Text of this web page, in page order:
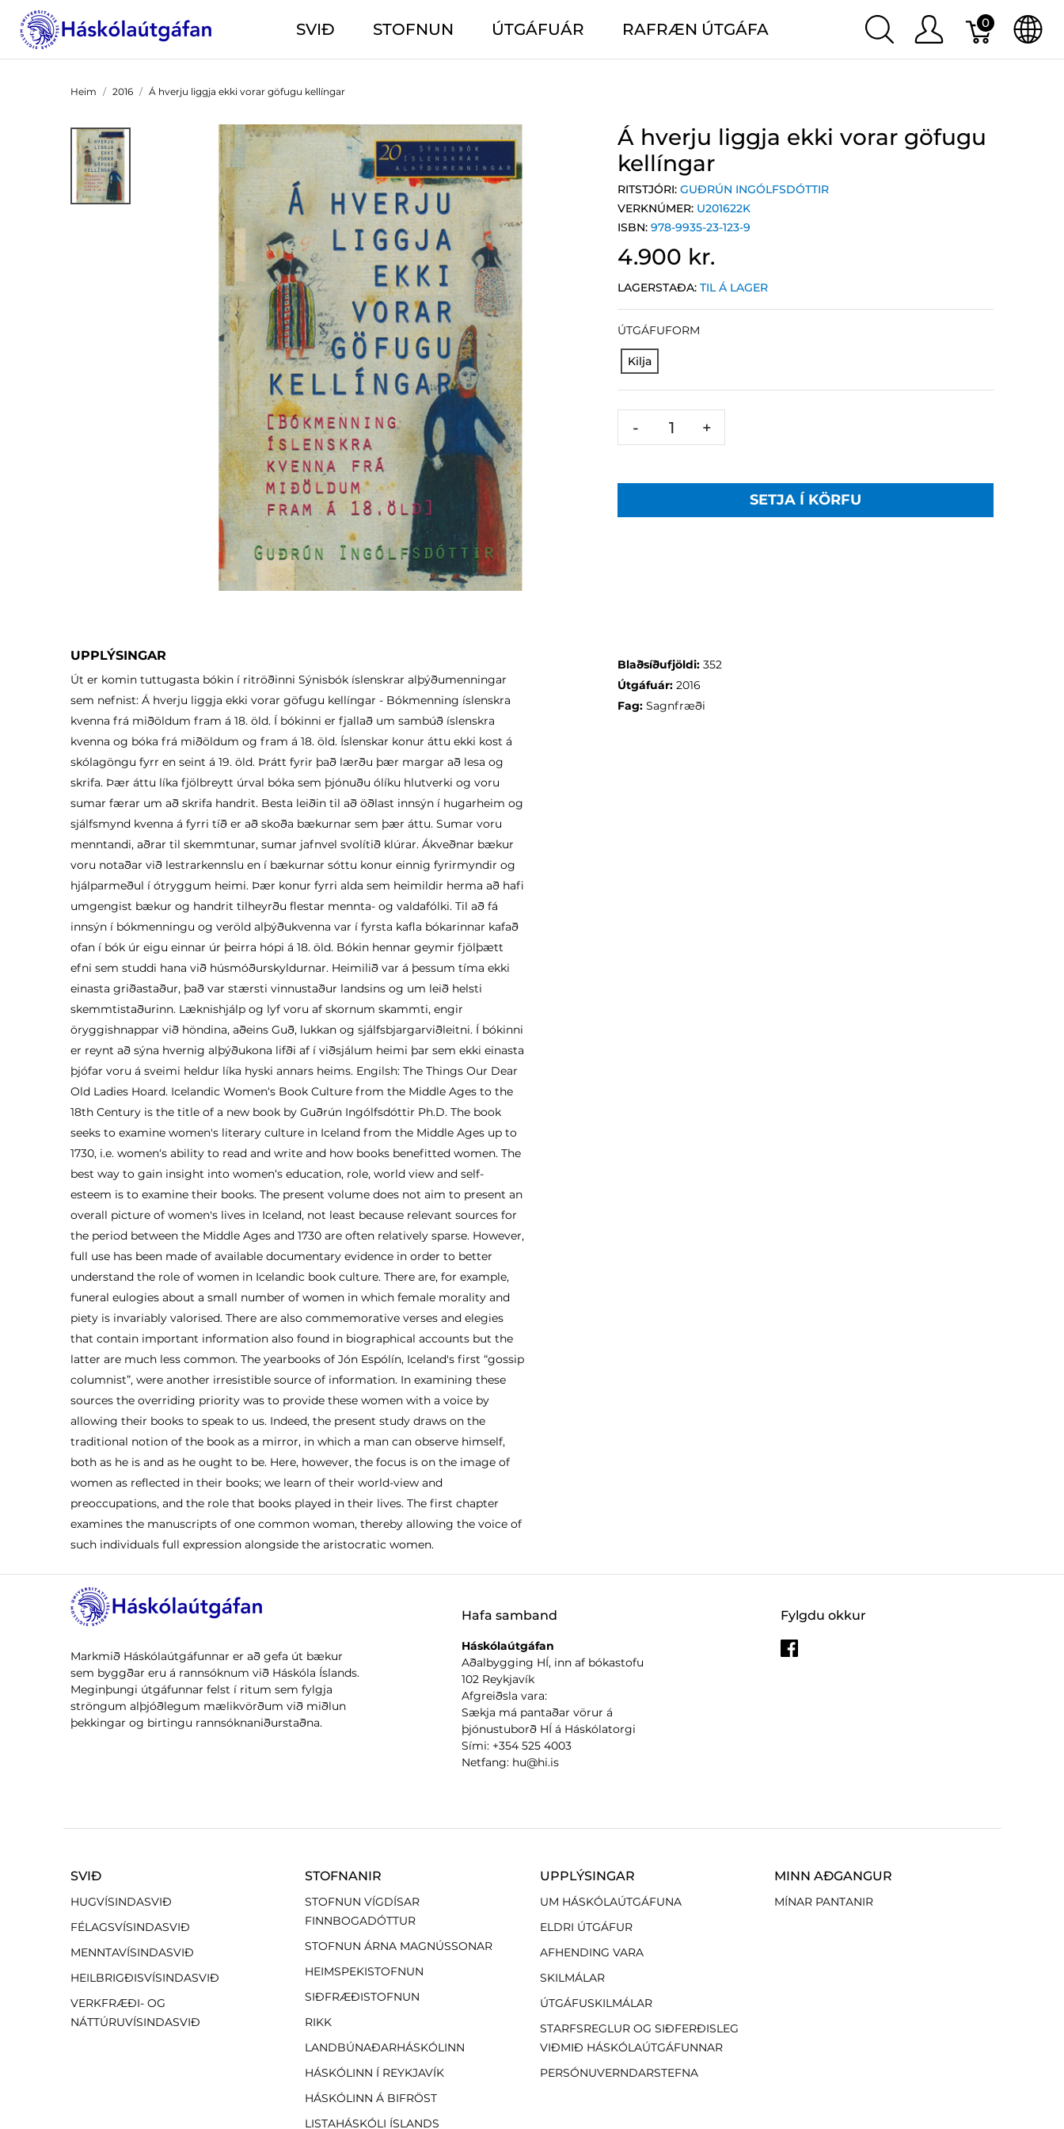
SVIÐ STOFNUN ÚTGÁFUÁR RAFRÆN ÚTGÁFA 0
Heim 2016 Á hverju liggja ekki vorar göfugu kellíngar
Á hverju liggja ekki vorar göfugu
kellíngar
RITSTJÓRI:GUÐRÚN INGÓLFSDÓTTIR
VERKNÚMER: U201622K
ISBN:978-9935-23-123-9
4.900 kr.
LAGERSTAÐA:TIL Á LAGER
ÚTGÁFUFORM
Kilja
- +
SETJA Í KÖRFU
UPPLÝSINGAR
Út er komin tuttugasta bókin í ritröðinni Sýnisbók íslenskrar alþýðumenningar
sem nefnist: Á hverju liggja ekki vorar göfugu kellíngar - Bókmenning íslenskra
kvenna frá miðöldum fram á 18. öld. Í bókinni er fjallað um sambúð íslenskra
kvenna og bóka frá miðöldum og fram á 18. öld. Íslenskar konur áttu ekki kost á
skólagöngu fyrr en seint á 19. öld. Þrátt fyrir það lærðu þær margar að lesa og
skrifa. Þær áttu líka fjölbreytt úrval bóka sem þjónuðu ólíku hlutverki og voru
sumar færar um að skrifa handrit. Besta leiðin til að öðlast innsýn í hugarheim og
sjálfsmynd kvenna á fyrri tíð er að skoða bækurnar sem þær áttu. Sumar voru
menntandi, aðrar til skemmtunar, sumar jafnvel svolítið klúrar. Ákveðnar bækur
voru notaðar við lestrarkennslu en í bækurnar sóttu konur einnig fyrirmyndir og
hjálparmeðul í ótryggum heimi. Þær konur fyrri alda sem heimildir herma að hafi
umgengist bækur og handrit tilheyrðu flestar mennta- og valdafólki. Til að fá
innsýn í bókmenningu og veröld alþýðukvenna var í fyrsta kafla bókarinnar kafað
ofan í bók úr eigu einnar úr þeirra hópi á 18. öld. Bókin hennar geymir fjölþætt
efni sem studdi hana við húsmóðurskyldurnar. Heimilið var á þessum tíma ekki
einasta griðastaður, það var stærsti vinnustaður landsins og um leið helsti
skemmtistaðurinn. Læknishjálp og lyf voru af skornum skammti, engir
öryggishnappar við höndina, aðeins Guð, lukkan og sjálfsbjargarviðleitni. Í bókinni
er reynt að sýna hvernig alþýðukona lifði af í viðsjálum heimi þar sem ekki einasta
þjófar voru á sveimi heldur líka hyski annars heims. Engilsh: The Things Our Dear
Old Ladies Hoard. Icelandic Women‘s Book Culture from the Middle Ages to the
18th Century is the title of a new book by Guðrún Ingólfsdóttir Ph.D. The book
seeks to examine women's literary culture in Iceland from the Middle Ages up to
1730, i.e. women‘s ability to read and write and how books benefitted women. The
best way to gain insight into women‘s education, role, world view and self-
esteem is to examine their books. The present volume does not aim to present an
overall picture of women's lives in Iceland, not least because relevant sources for
the period between the Middle Ages and 1730 are often relatively sparse. However,
full use has been made of available documentary evidence in order to better
understand the role of women in Icelandic book culture. There are, for example,
funeral eulogies about a small number of women in which female morality and
piety is invariably valorised. There are also commemorative verses and elegies
that contain important information also found in biographical accounts but the
latter are much less common. The yearbooks of Jón Espólín, Iceland's first “gossip
columnist”, were another irresistible source of information. In examining these
sources the overriding priority was to provide these women with a voice by
allowing their books to speak to us. Indeed, the present study draws on the
traditional notion of the book as a mirror, in which a man can observe himself,
both as he is and as he ought to be. Here, however, the focus is on the image of
women as reflected in their books; we learn of their world-view and
preoccupations, and the role that books played in their lives. The first chapter
examines the manuscripts of one common woman, thereby allowing the voice of
such individuals full expression alongside the aristocratic women.
Blaðsíðufjöldi: 352
Útgáfuár: 2016
Fag: Sagnfræði
Markmið Háskólaútgáfunnar er að gefa út bækur
sem byggðar eru á rannsóknum við Háskóla Íslands.
Meginþungi útgáfunnar felst í ritum sem fylgja
ströngum alþjóðlegum mælikvörðum við miðlun
þekkingar og birtingu rannsóknaniðurstaðna.
Fylgdu okkur
Hafa samband
Háskólaútgáfan
Aðalbygging HÍ, inn af bókastofu
102 Reykjavík
Afgreiðsla vara:
Sækja má pantaðar vörur á
þjónustuborð HÍ á Háskólatorgi
Sími: +354 525 4003
Netfang: hu@hi.is
SVIÐ
HUGVÍSINDASVIÐ
FÉLAGSVÍSINDASVIÐ
MENNTAVÍSINDASVIÐ
HEILBRIGÐISVÍSINDASVIÐ
VERKFRÆÐI- OG
NÁTTÚRUVÍSINDASVIÐ
STOFNANIR
STOFNUN VÍGDÍSAR
FINNBOGADÓTTUR
STOFNUN ÁRNA MAGNÚSSONAR
HEIMSPEKISTOFNUN
SIÐFRÆÐISTOFNUN
RIKK
LANDBÚNAÐARHÁSKÓLINN
HÁSKÓLINN Í REYKJAVÍK
HÁSKÓLINN Á BIFRÖST
LISTAHÁSKÓLI ÍSLANDS
UPPLÝSINGAR
UM HÁSKÓLAÚTGÁFUNA
ELDRI ÚTGÁFUR
AFHENDING VARA
SKILMÁLAR
ÚTGÁFUSKILMÁLAR
STARFSREGLUR OG SIÐFERÐISLEG
VIÐMIÐ HÁSKÓLAÚTGÁFUNNAR
PERSÓNUVERNDARSTEFNA
MINN AÐGANGUR
MÍNAR PANTANIR